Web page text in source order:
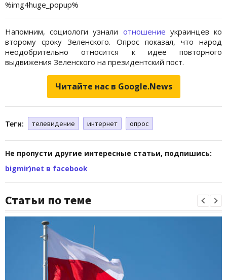
%img4huge_popup%
Напомним, социологи узнали отношение украинцев ко
второму сроку Зеленского. Опрос показал, что народ
неодобрительно относится к идее повторного
выдвижения Зеленского на президентский пост.
Читайте нас в Google.News
Теги: телевидение интернет опрос
Не пропусти другие интересные статьи, подпишись:
bigmir)net в facebook
Статьи по теме